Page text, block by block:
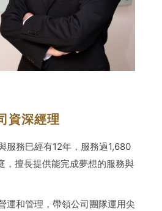
資深經理
服務巳經有12年，服務過1,680
，擅長提供能完成夢想的服務與
運和管理，帶領公司團隊運用尖